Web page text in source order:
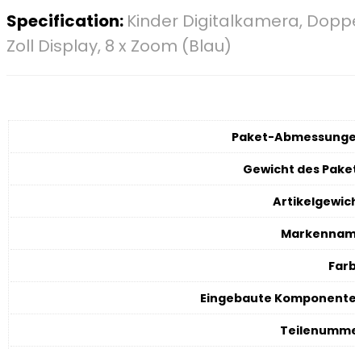
Specification: Kinder Digitalkamera,
Zoll Display, 8 x Zoom (Blau)
Paket-
Gewicht des
Eingebaute